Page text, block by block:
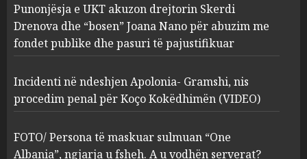
2
Apolonia- Gramshi, nis
procedim penal për Koço
Kokëdhimën (VIDEO)
MARCH 27, 2025
FOTO/ Persona të maskuar
sulmuan “One Albania”,
ngjarja u fsheh. A u vodhën
serverat?
Punonjësja e UKT akuzon drejtorin Skerdi
Drenova dhe “bosen” Joana Nano për abuzim me
fondet publike dhe pasuri të pajustifikuar
Incidenti në ndeshjen Apolonia- Gramshi, nis
procedim penal për Koço Kokëdhimën (VIDEO)
FOTO/ Persona të maskuar sulmuan “One
Albania”, ngjarja u fsheh. A u vodhën serverat?